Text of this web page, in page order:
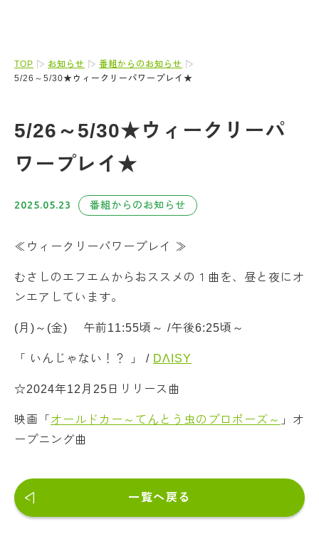
TOP お知らせ
番組からのお知らせ
5/26～5/30★ウィークリーパワープレイ★
5/26～5/30★ウィークリーパ
ワープレイ★
2025.05.23 番組からのお知らせ
≪ウィークリーパワープレイ ≫
むさしのエフエムからおススメの１曲を、昼と夜にオ
ンエアしています。
(月)～(金) 午前11:55頃～ /午後6:25頃～
「 いんじゃない！？ 」 / DΛISY
☆2024年12月25日リリース曲
映画「 オールドカー～てんとう虫のプロポーズ～ 」オ
ープニング曲
一覧へ戻る